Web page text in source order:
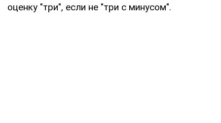
оценку "три", если не "три с минусом".